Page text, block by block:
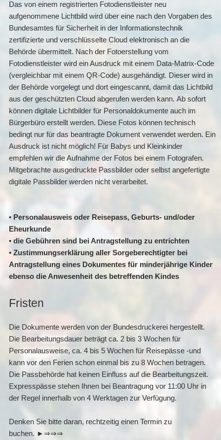
Das von einem registrierten Fotodienstleister neu
aufgenommene Lichtbild wird über eine nach den Vorgaben des
Bundesamtes für Sicherheit in der Informationstechnik
zertifizierte und verschlüsselte Cloud elektronisch an die
Behörde übermittelt. Nach der Fotoerstellung vom
Fotodienstleister wird ein Ausdruck mit einem Data-Matrix-Code
(vergleichbar mit einem QR-Code) ausgehändigt. Dieser wird in
der Behörde vorgelegt und dort eingescannt, damit das Lichtbild
aus der geschützten Cloud abgerufen werden kann. Ab sofort
können digitale Lichtbilder für Personaldokumente auch im
Bürgerbüro erstellt werden. Diese Fotos können technisch
bedingt nur für das beantragte Dokument verwendet werden. Ein
Ausdruck ist nicht möglich! Für Babys und Kleinkinder
empfehlen wir die Aufnahme der Fotos bei einem Fotografen.
Mitgebrachte ausgedruckte Passbilder oder selbst angefertigte
digitale Passbilder werden nicht verarbeitet.
• Personalausweis oder Reisepass, Geburts- und/oder
Eheurkunde
• die Gebühren sind bei Antragstellung zu entrichten
• Zustimmungserklärung aller Sorgeberechtigter bei
Antragstellung eines Dokumentes für minderjährige Kinder
ebenso die Anwesenheit des betreffenden Kindes
Fristen
Die Dokumente werden von der Bundesdruckerei hergestellt.
Die Bearbeitungsdauer beträgt ca. 2 bis 3 Wochen für
Personalausweise, ca. 4 bis 5 Wochen für Reisepässe -und
kann vor den Ferien schon einmal bis zu 8 Wochen betragen.
Die Passbehörde hat keinen Einfluss auf die Bearbeitungszeit.
Expresspässe stehen Ihnen bei Beantragung vor 11:00 Uhr in
der Regel innerhalb von 4 Werktagen zur Verfügung.
Denken Sie bitte daran, rechtzeitig einen Termin zu
buchen. ►⇒⇒⇒